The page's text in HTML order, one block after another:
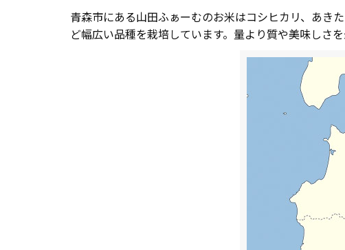
青森市にある山田ふぁーむのお米はコシヒカリ、あき
ど幅広い品種を栽培しています。量より質や美味しさ